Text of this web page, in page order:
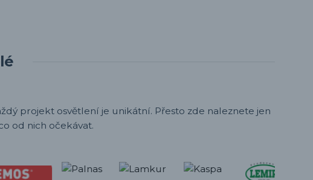
projekt osvětlení je unikátní. Přesto zde naleznete jen
od nich očekávat.